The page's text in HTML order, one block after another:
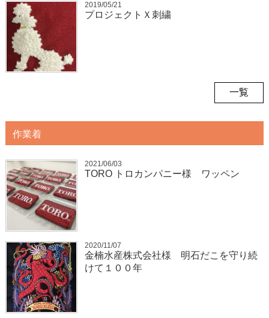
2019/05/21
プロジェクトＸ刺繍
一覧
作業着
2021/06/03
TORO トロカンパニー様 ワッペン
2020/11/07
金楠水産株式会社様 明石だこを守り続
けて１００年